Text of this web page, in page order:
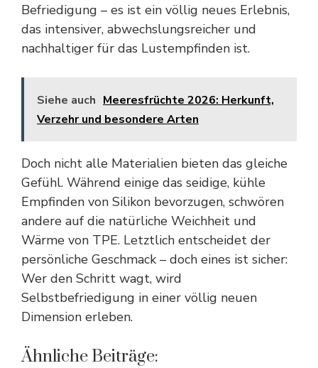
Befriedigung – es ist ein völlig neues Erlebnis,
das intensiver, abwechslungsreicher und
nachhaltiger für das Lustempfinden ist.
Siehe auch Meeresfrüchte 2026: Herkunft,
Verzehr und besondere Arten
Doch nicht alle Materialien bieten das gleiche
Gefühl. Während einige das seidige, kühle
Empfinden von Silikon bevorzugen, schwören
andere auf die natürliche Weichheit und
Wärme von TPE. Letztlich entscheidet der
persönliche Geschmack – doch eines ist sicher:
Wer den Schritt wagt, wird
Selbstbefriedigung in einer völlig neuen
Dimension erleben.
Ähnliche Beiträge: